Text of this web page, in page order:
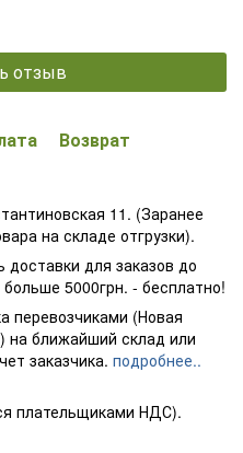
отзыв
Возврат
11. (Заранее
на складе отгрузки).
доставки для заказов до
5000грн. - бесплатно!
перевозчиками (Новая
ближайший склад или
заказчика. подробнее..
плательщиками НДС).